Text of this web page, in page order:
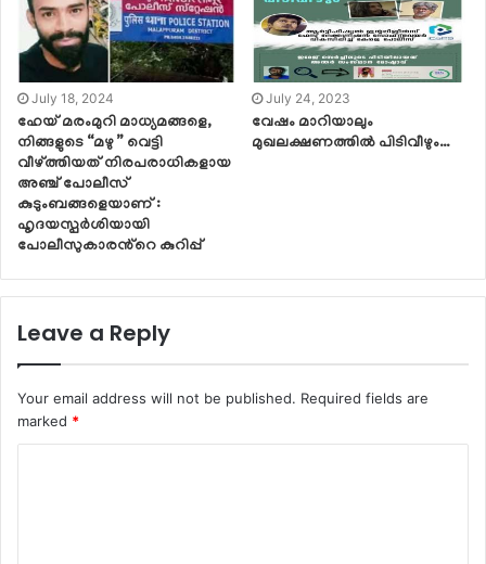
July 18, 2024
ഹേയ് മരംമുറി മാധ്യമങ്ങളെ,
നിങ്ങളുടെ “മഴു ” വെട്ടി
വീഴ്ത്തിയത് നിരപരാധികളായ
അഞ്ച് പോലീസ്
കുടുംബങ്ങളെയാണ് :
ഹൃദയസ്പർശിയായി
പോലീസുകാരൻ്റെ കുറിപ്പ്
July 24, 2023
വേഷം മാറിയാലും
മുഖലക്ഷണത്തിൽ പിടിവീഴും…
Leave a Reply
Your email address will not be published. Required fields are
marked *